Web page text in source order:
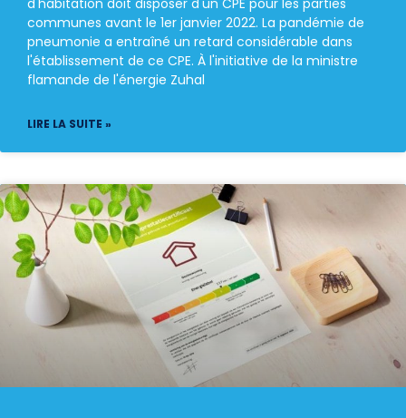
communes avant le 1er janvier 2022. La pandémie de
pneumonie a entraîné un retard considérable dans
l'établissement de ce CPE. À l'initiative de la ministre
flamande de l'énergie Zuhal
LIRE LA SUITE »